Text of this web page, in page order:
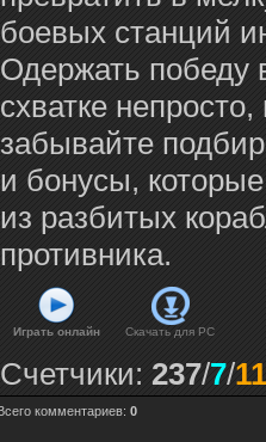
боевых станций
Одержать победу
схватке
забывайте
и бонусы,
из разбитых
противника.
Играть онлайн Скачать для PC
Счетчики: 237/7/
комментариев: 0